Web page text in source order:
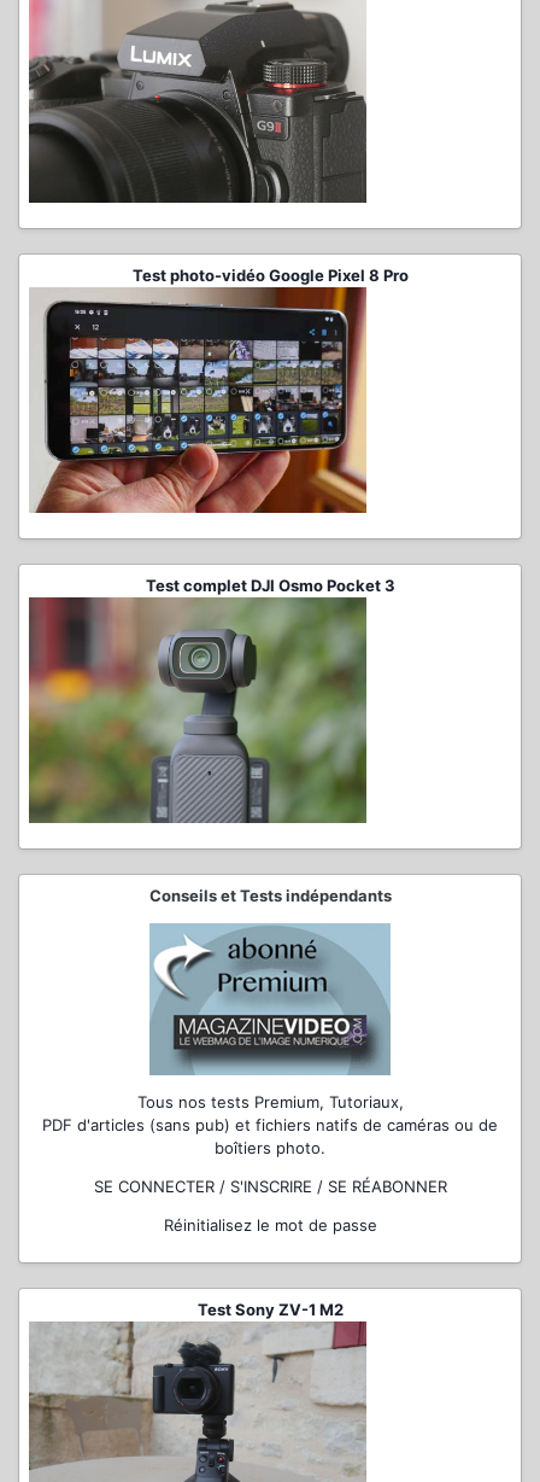
Test photo-vidéo Google Pixel 8 Pro
Test complet DJI Osmo Pocket 3
Conseils et Tests indépendants
Tous nos tests Premium, Tutoriaux,
PDF d'articles (sans pub) et fichiers natifs de caméras ou de
boîtiers photo.
SE CONNECTER / S'INSCRIRE / SE RÉABONNER
Réinitialisez le mot de passe
Test Sony ZV-1 M2